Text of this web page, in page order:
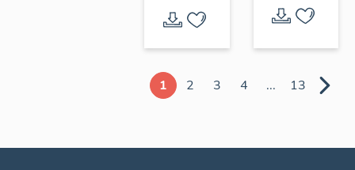
1 2 3 4 ... 13